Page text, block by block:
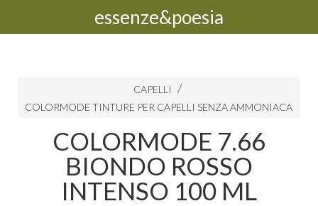
essenze&poesia
CAPELLI
COLORMODE TINTURE PER CAPELLI SENZA AMMONIACA
COLORMODE 7.66
BIONDO ROSSO
INTENSO 100 ML